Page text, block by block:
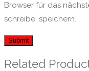
Browser für das
schreibe, speichern.
Related